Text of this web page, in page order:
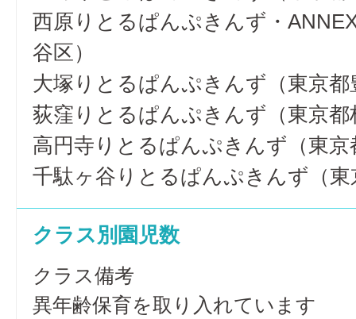
西原りとるぱんぷきんず・
谷区）
大塚りとるぱんぷきんず（東京都
荻窪りとるぱんぷきんず（東京都
高円寺りとるぱんぷきんず（東京
千駄ヶ谷りとるぱんぷきんず（東
クラス別園児数
クラス備考
異年齢保育を取り入れています